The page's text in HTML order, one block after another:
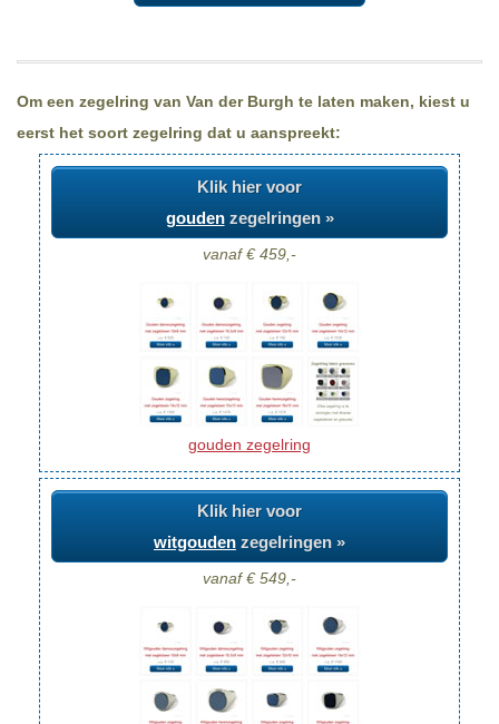
Om een zegelring van Van der Burgh te laten maken, kiest u
eerst het soort zegelring dat u aanspreekt:
Klik hier voor
goudenzegelringen »
vanaf € 459,-
gouden zegelring
Klik hier voor
witgouden zegelringen »
vanaf € 549,-